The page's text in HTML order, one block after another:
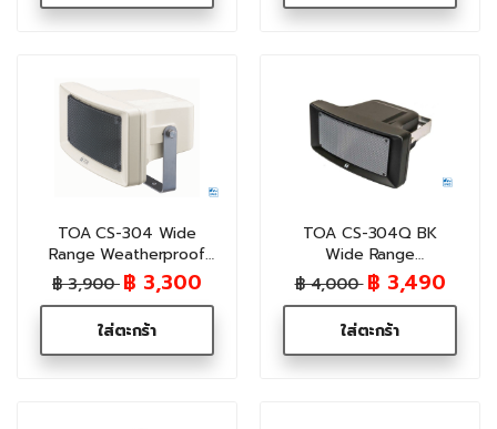
TOA CS-304 Wide
Range Weatherproof
Speaker 30W
฿ 3,900฿ 3,300
ใส่ตะกร้า
TOA CS-304Q BK
Wide Range
Weatherproof Speaker
30W (Black)
฿ 4,000 ฿ 3,490
ใส่ตะกร้า